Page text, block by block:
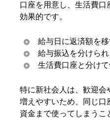
口座を用意し、生活費
効果的です。
給与日に返済額を移
給与振込を分けら
生活費口座と分け
特に新社会人は、歓迎会
増えやすいため、同じ口
資金まで使ってしまうこ